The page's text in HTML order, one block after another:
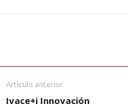
Artículo anterior
Ivace+i Innovación